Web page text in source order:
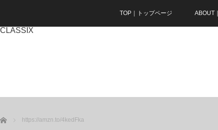
TOP｜トップページ ABOUT
CLASSIX
ホーム https://amzn.to/4kedFka